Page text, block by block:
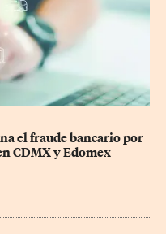
el fraude bancario por
CDMX y Edomex